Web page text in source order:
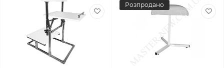
Розпродано